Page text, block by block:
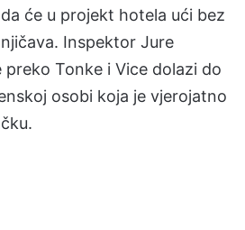
će u projekt hotela ući bez
Inspektor Jure
Tonke i Vice dolazi do
osobi koja je vjerojatno